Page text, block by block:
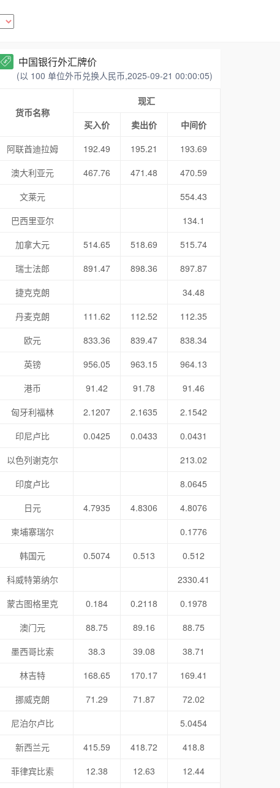
中国银行外汇牌价
(以 100 单位外币兑换人民币,2025-09-21 00:00:05)
货币名称
现汇
买入价
卖出价
中间价
阿联酋迪拉姆
192.49 195.21
193.69
澳大利亚元
467.76 471.48
470.59
文莱元
554.43
巴西里亚尔
134.1
加拿大元
514.65 518.69
515.74
瑞士法郎
891.47 898.36
897.87
捷克克朗
34.48
丹麦克朗
111.62 112.52
112.35
欧元
833.36 839.47
838.34
英镑
956.05 963.15
964.13
港币
91.42 91.78
91.46
匈牙利福林
2.1207 2.1635
2.1542
印尼卢比
0.0425 0.0433
0.0431
以色列谢克尔
213.02
印度卢比
8.0645
日元
4.7935 4.8306
4.8076
柬埔寨瑞尔
0.1776
韩国元
0.5074 0.513
0.512
科威特第纳尔
2330.41
蒙古图格里克
0.184 0.2118
0.1978
澳门元
88.75 89.16
88.75
墨西哥比索
38.3 39.08
38.71
林吉特
168.65 170.17
169.41
挪威克朗
71.29 71.87
72.02
尼泊尔卢比
5.0454
新西兰元
415.59 418.72
418.8
菲律宾比索
12.38 12.63
12.44